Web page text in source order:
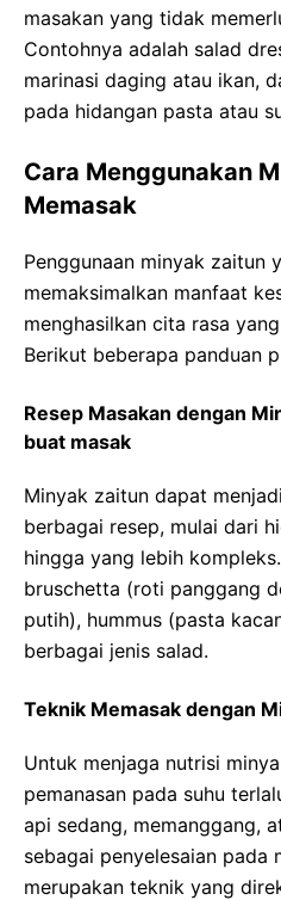
masakan yang tidak
Contohnya adalah salad
marinasi daging atau ikan,
pada hidangan pasta atau
Cara Menggunakan
Memasak
Penggunaan minyak zaitun
memaksimalkan manfaat
menghasilkan cita rasa
Berikut beberapa panduan
Resep Masakan dengan
buat masak
Minyak zaitun dapat
berbagai resep, mulai dari
hingga yang lebih
bruschetta (roti panggang
putih), hummus (pasta
berbagai jenis salad.
Teknik Memasak dengan
Untuk menjaga nutrisi
pemanasan pada suhu
api sedang, memanggang,
sebagai penyelesaian pada
merupakan teknik yang